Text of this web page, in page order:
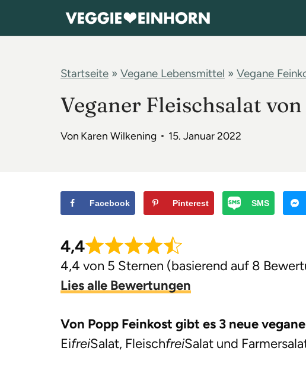
Startseite » Vegane Lebensmittel » Vegane
Veganer Fleischsalat
Von Karen Wilkening 15. Januar 2022
Facebook Pinterest SMS
4,4
4,4 von 5 Sternen (basierend auf 8
Lies alle Bewertungen
Von Popp Feinkost gibt es 3 neue
EifreiSalat, FleischfreiSalat und